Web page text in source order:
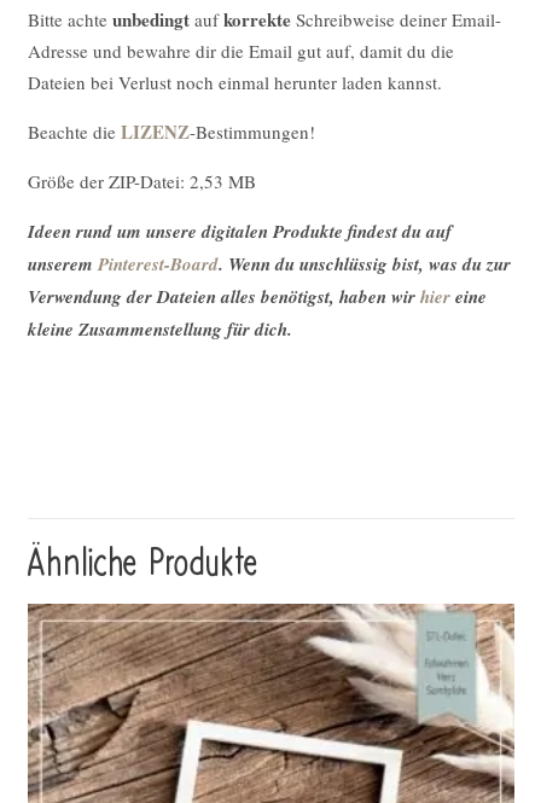
Bitte achte unbedingtaufkorrekteSchreibweise deiner Email-
Adresse und bewahre dir die Email gut auf, damit du die
Dateien bei Verlust noch einmal herunter laden kannst.
Beachte die LIZENZ-Bestimmungen!
Größe der ZIP-Datei: 2,53 MB
Ideen rund um unsere digitalen Produkte findest du auf
unserem Pinterest-Board. Wenn du unschlüssig bist, was du zur
Verwendung der Dateien alles benötigst, haben wirhiereine
kleine Zusammenstellung für dich.
Ähnliche Produkte